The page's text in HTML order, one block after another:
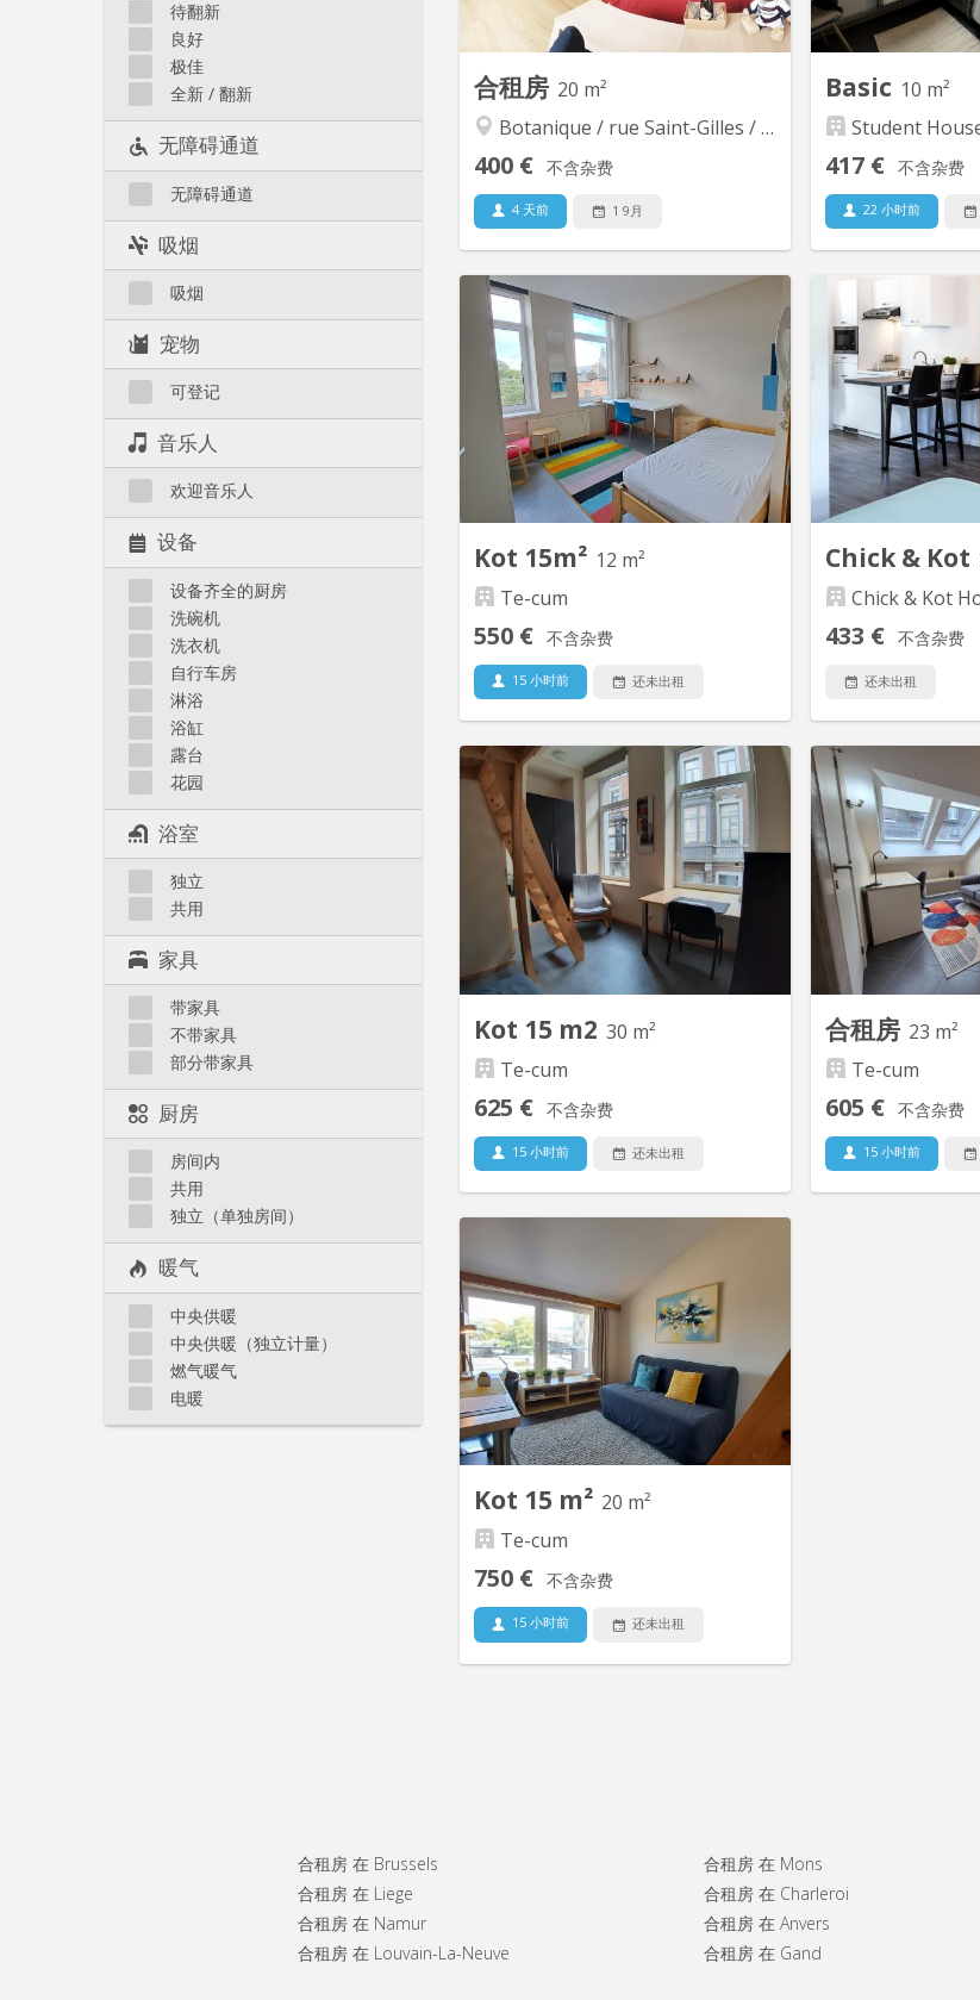
待翻新
良好
极佳
全新 / 翻新
无障碍通道
无障碍通道
吸烟
吸烟
宠物
可登记
音乐人
欢迎音乐人
设备
设备齐全的厨房
洗碗机
洗衣机
自行车房
淋浴
浴缸
露台
花园
浴室
独立
共用
家具
带家具
不带家具
部分带家具
厨房
房间内
共用
独立（单独房间）
暖气
中央供暖
中央供暖（独立计量）
燃气暖气
电暖
合租房 20 m²
Botanique / rue Saint-Gilles / Jonfosse
400 € 不含杂费
4 天前 1 9月
KL 13899
A LOUER : Kots étudiants
communautaire, Bâtiment ultra adapté
à la vie d'étudiant en communauté.
toutes les chambres privées
présentent le confort et l'équipement
largement nécessaire (complètement
meublé, évier, internet câblé... ) les
communs sont équipées de grand
espace, dédié à la...
Basic 10 m²
Student
417 € 不含杂费
22 小时前
En plein coeur
commerce, la
Avroy Student
les étudiants ou
veulent
chambre
faisant des
espaces
Kot 15m² 12 m²
Te-cum
550 € 不含杂费
15 小时前 还未出租
KL 7827
Jolies chambres/kots avec salle de bain
privé au 2eme étage dans un petit
immeuble/résidence cosy. Proche du
centre ville, à 50 mètres des arrêts de
bus vers toutes les écoles! Salle de
bain individuelle et cuisine en commun,
tout est bien équipé, chacun à ses
espaces. Triple vitrage,...
Chick & Kot
Chick & Kot
433 € 不含杂费
还未出租
Ce kot full
disponible dans
& Kot
située à Liège,
de la Ville, à
Saint-Lambert,
centre Ville
août, HEC…), de la
Kot 15 m2 30 m²
Te-cum
625 € 不含杂费
15 小时前 还未出租
KL 7821
kots sympas pour une ou deux
personnes, totalement meublés et
équipés. Au centre ville, dans une rue
calme et sécurisé. Idéal pour jeunes
actifs, étudiants ou stagiaires.
Nombreux espaces de rangement,
buanderie commune et grand jardin
commun équipé. Les loyers vont varier
en fonction...
合租房 23 m²
Te-cum
605 € 不含杂费
15 小时前
Kot 15 m² 20 m²
Te-cum
750 € 不含杂费
15 小时前 还未出租
proche du centre ville, proche des
arrêts de bus et d'un grand parking
public. Cuisine commune...
合租房 在 Brussels
合租房 在 Liege
合租房 在 Namur
合租房 在 Louvain-La-Neuve
合租房 在 Mons
合租房 在 Charleroi
合租房 在 Anvers
合租房 在 Gand